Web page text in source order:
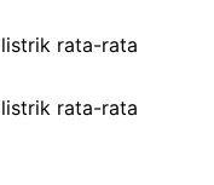
rata-rata
rata-rata